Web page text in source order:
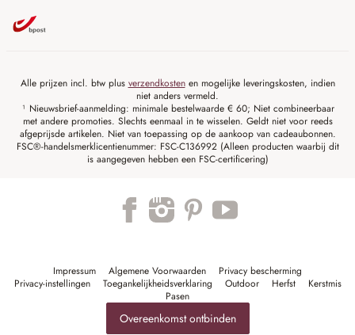
Alle prijzen incl. btw plus verzendkostenen mogelijke leveringskosten, indien
niet anders vermeld.
¹ Nieuwsbrief-aanmelding: minimale bestelwaarde € 60; Niet combineerbaar
met andere promoties. Slechts eenmaal in te wisselen. Geldt niet voor reeds
afgeprijsde artikelen. Niet van toepassing op de aankoop van cadeaubonnen.
FSC®-handelsmerklicentienummer: FSC-C136992 (Alleen producten waarbij dit
is aangegeven hebben een FSC-certificering)
Impressum Algemene Voorwaarden
Privacy bescherming
Privacy-instellingen
Toegankelijkheidsverklaring Outdoor Herfst
Kerstmis
Pasen
Overeenkomst ontbinden